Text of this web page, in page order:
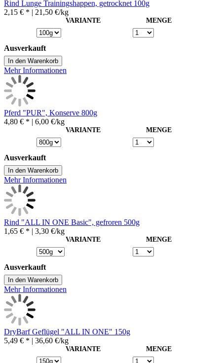
Rind Lunge Trainingshappen, getrocknet 100g
2,15 € * | 21,50 €/kg
VARIANTE MENGE
Ausverkauft
In den Warenkorb
Mehr Informationen
Pferd "PUR", Konserve 800g
4,80 € * | 6,00 €/kg
VARIANTE MENGE
Ausverkauft
In den Warenkorb
Mehr Informationen
Rind "ALL IN ONE Basic", gefroren 500g
1,65 € * | 3,30 €/kg
VARIANTE MENGE
Ausverkauft
In den Warenkorb
Mehr Informationen
DryBarf Geflügel "ALL IN ONE" 150g
5,49 € * | 36,60 €/kg
VARIANTE MENGE